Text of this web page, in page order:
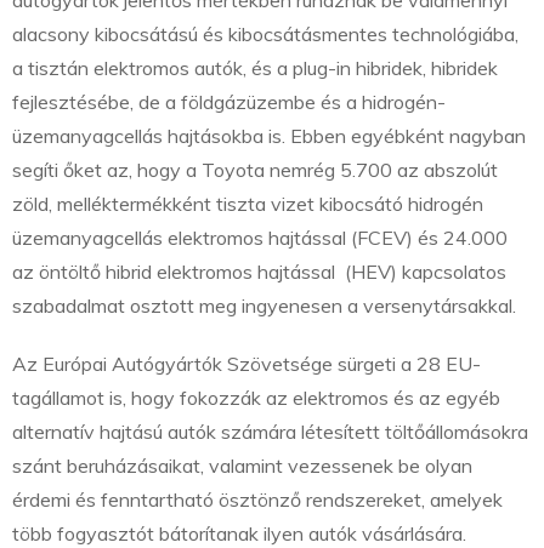
alacsony kibocsátású és kibocsátásmentes technológiába,
a tisztán elektromos autók, és a plug-in hibridek, hibridek
fejlesztésébe, de a földgázüzembe és a hidrogén-
üzemanyagcellás hajtásokba is. Ebben egyébként nagyban
segíti őket az, hogy a Toyota nemrég 5.700 az abszolút
zöld, melléktermékként tiszta vizet kibocsátó hidrogén
üzemanyagcellás elektromos hajtással (FCEV) és 24.000
az öntöltő hibrid elektromos hajtással (HEV) kapcsolatos
szabadalmat osztott meg ingyenesen a versenytársakkal.
Az Európai Autógyártók Szövetsége sürgeti a 28 EU-
tagállamot is, hogy fokozzák az elektromos és az egyéb
alternatív hajtású autók számára létesített töltőállomásokra
szánt beruházásaikat, valamint vezessenek be olyan
érdemi és fenntartható ösztönző rendszereket, amelyek
több fogyasztót bátorítanak ilyen autók vásárlására.